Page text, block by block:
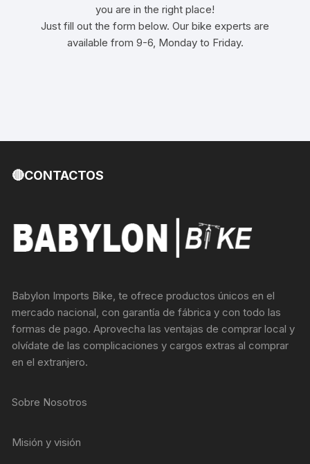
you are in the right place!
Just fill out the form below. Our bike experts are
available from 9-6, Monday to Friday.
🔴CONTACTOS
Babylon Imports Bike, te ofrece productos únicos en el
mercado nacional, con garantía de fábrica y con todo las
formas de pago. Aprovecha las ventajas de comprar local y
olvídate de las complicaciones y cargos extras al comprar
en el extranjero.
Sobre Nosotros
Misión y visión